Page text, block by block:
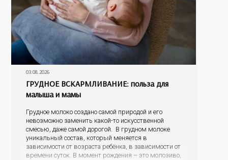
03.08.2026
ГРУДНОЕ ВСКАРМЛИВАНИЕ: польза для
малыша и мамы
Грудное молоко создано самой природой и его
невозможно заменить какой-то искусственной
смесью, даже самой дорогой. В грудном молоке
уникальный состав, который меняется в
зависимости от возраста ребёнка, в зависимости от
времени суток. В момент рождения – это молозиво,